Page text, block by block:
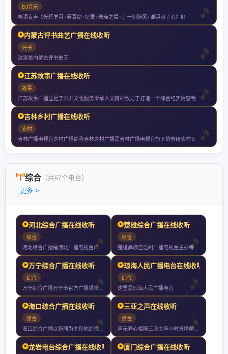
DJ音乐
粤语女声《光辉岁月+吴哥窟+忆爱+玻璃之情+让一切随风+谁明浪子心》好
内蒙古评书曲艺广播在线收听
评书
这里是内蒙古评书曲艺
江苏故事广播在线收听
故事
江苏故事广播立足于公共文化服务秉承人文精神致力于打造一个综合纪实情感畅
吉林乡村广播在线收听
农村
吉林广播电视台乡村广播简称吉林乡村广播是吉林广播电视台旗下的省级农村专
综合 （共67个电台）
更多 >
河北综合广播在线收听
综合
河北综合广播是河北广播电视台广播双主频之一是河北省委省政府权
楚雄综合广播在线收听
综合
楚雄彝族自治州广播电视台主办每天播出时间小时是彝州主要的新闻
万宁综合广播在线收听
综合
万宁综合广播万宁市官方广播频率以新闻政务为核心多元传播讲好万
琼海人民广播电台在线收听
综合
这里是琼海人民广播电台
海口综合广播在线收听
综合
海口综合广播以新闻为主其他综合性资讯娱乐节目为辅每天档黄金时
三亚之声在线收听
综合
声无界心相随三亚之声小时直播精彩不断
龙岩电台综合广播在线收听 厦门综合广播在线收听